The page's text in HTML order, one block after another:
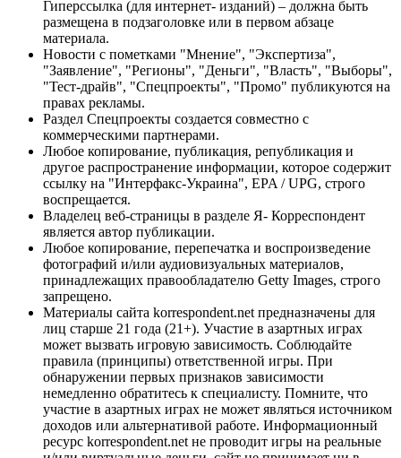
Гиперссылка (для интернет- изданий) – должна быть
размещена в подзаголовке или в первом абзаце
материала.
Новости с пометками "Мнение", "Экспертиза",
"Заявление", "Регионы", "Деньги", "Власть", "Выборы",
"Тест-драйв", "Спецпроекты", "Промо" публикуются на
правах рекламы.
Раздел Спецпроекты создается совместно с
коммерческими партнерами.
Любое копирование, публикация, републикация и
другое распространение информации, которое содержит
ссылку на "Интерфакс-Украина", EPA / UPG, строго
воспрещается.
Владелец веб-страницы в разделе Я- Корреспондент
является автор публикации.
Любое копирование, перепечатка и воспроизведение
фотографий и/или аудиовизуальных материалов,
принадлежащих правообладателю Getty Images, строго
запрещено.
Материалы сайта korrespondent.net предназначены для
лиц старше 21 года (21+). Участие в азартных играх
может вызвать игровую зависимость. Соблюдайте
правила (принципы) ответственной игры. При
обнаружении первых признаков зависимости
немедленно обратитесь к специалисту. Помните, что
участие в азартных играх не может являться источником
доходов или альтернативой работе. Информационный
ресурс korrespondent.net не проводит игры на реальные